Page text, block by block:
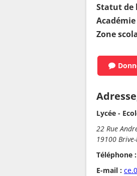
Statut de
Académie
Zone
Lycée -
22 Rue
19100
Téléphone :
E-mail :